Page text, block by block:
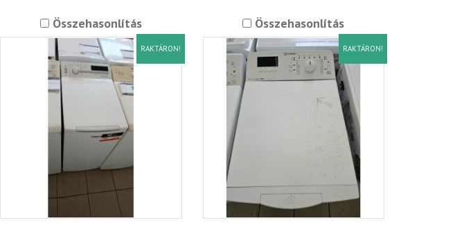
Összehasonlítás
RAKTÁRON!
Összehasonlítás
RAKTÁRON!